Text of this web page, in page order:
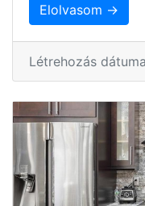
Elolvasom →
Létrehozás